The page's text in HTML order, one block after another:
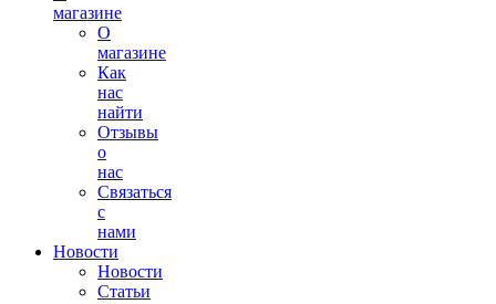
магазине
О
магазине
Как
нас
найти
Отзывы
о
нас
Связаться
с
нами
Новости
Новости
Статьи